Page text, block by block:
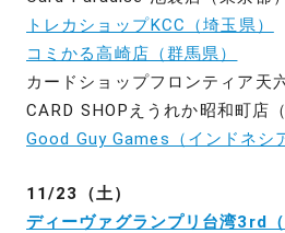
トレカショップKCC（埼玉県）
コミかる高崎店（群馬県）
カードショップフロンティア天
CARD SHOPえうれか昭和町店（
Good Guy Games（インドネシ
11/23（土）
ディーヴァグランプリ台湾3rd（